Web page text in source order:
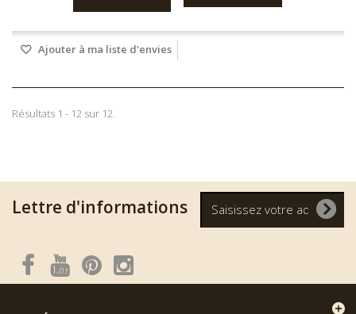
Ajouter à ma liste d'envies
Résultats 1 - 12 sur 12.
Lettre d'informations